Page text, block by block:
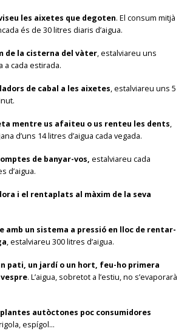
les aixetes que degoten. El consum mitjà
és de 30 litres diaris d’aigua.
de la cisterna del vàter, estalviareu uns
a cada estirada.
de cabal a les aixetes, estalviareu uns 5
mentre us afaiteu o us renteu les dents,
d’uns 14 litres d’aigua cada vegada.
de banyar-vos, estalviareu cada
d’aigua.
i el rentaplats al màxim de la seva
amb un sistema a pressió en lloc de rentar-
, estalviareu 300 litres d’aigua.
pati, un jardí o un hort, feu-ho primera
. L’aigua, sobretot a l’estiu, no s’evaporarà
autòctones poc consumidores
espígol…